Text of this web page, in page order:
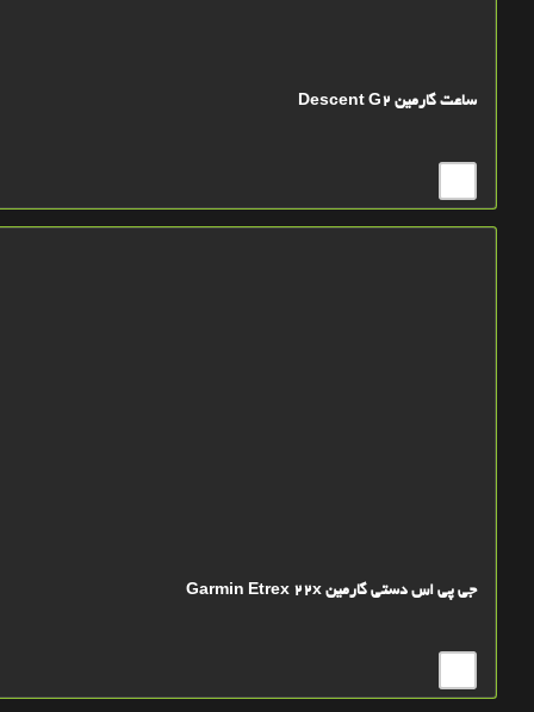
ساعت گارمین Descent G2
جی پی اس دستی گارمین Garmin Etrex 22x